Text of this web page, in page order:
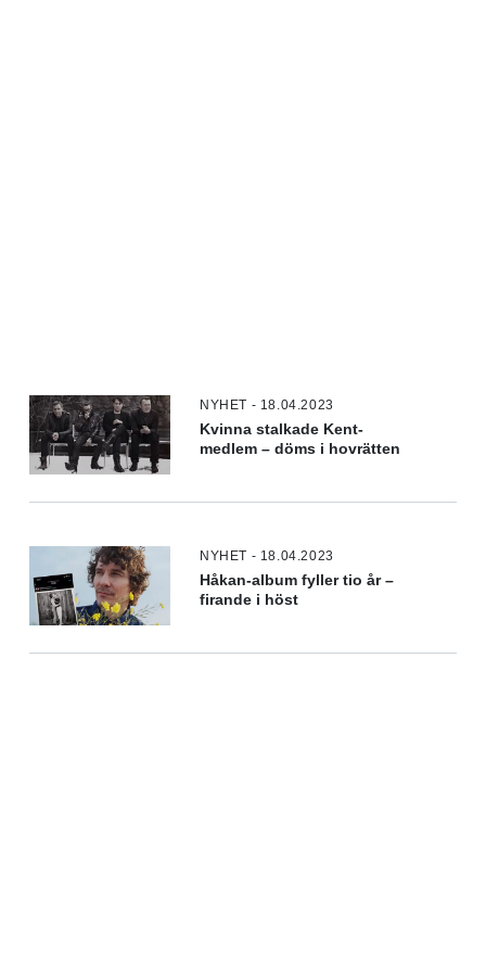
NYHET - 18.04.2023
Kvinna stalkade Kent-
medlem – döms i hovrätten
NYHET - 18.04.2023
Håkan-album fyller tio år –
firande i höst